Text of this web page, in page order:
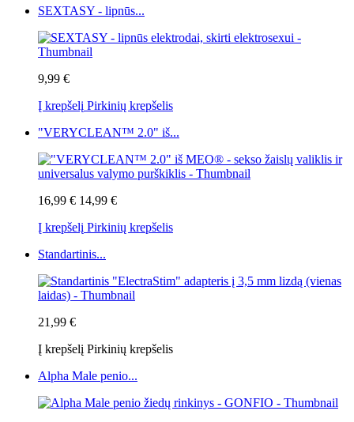
SEXTASY - lipnūs...
9,99 €
Į krepšelį Pirkinių krepšelis
"VERYCLEAN™ 2.0" iš...
16,99 € 14,99 €
Į krepšelį Pirkinių krepšelis
Standartinis...
21,99 €
Į krepšelį Pirkinių krepšelis
Alpha Male penio...